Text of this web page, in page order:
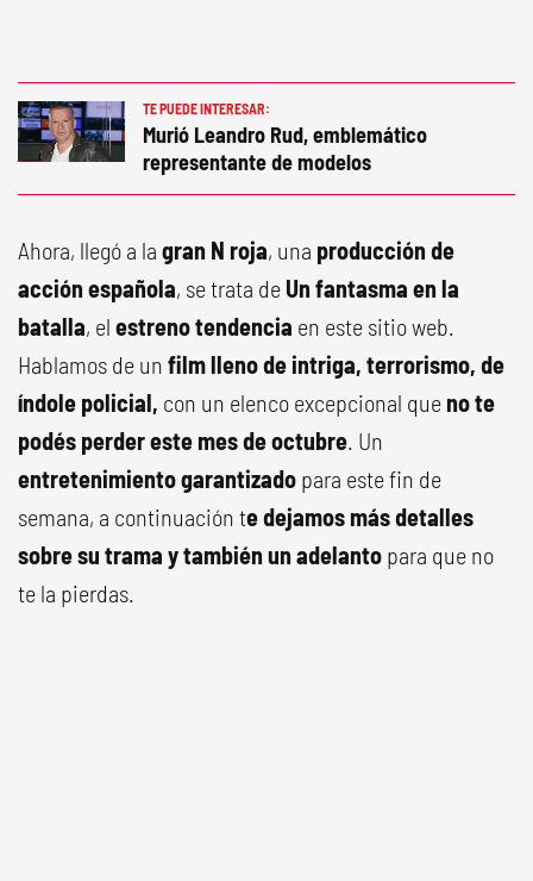
TE PUEDE INTERESAR:
Murió Leandro Rud, emblemático
representante de modelos
Ahora, llegó a la gran N roja, una producción de
acción española, se trata de Un fantasma en la
batalla, el estreno tendencia en este sitio web.
Hablamos de un film lleno de intriga, terrorismo, de
índole policial, con un elenco excepcional que no te
podés perder este mes de octubre. Un
entretenimiento garantizado para este fin de
semana, a continuación te dejamos más detalles
sobre su trama y también un adelanto para que no
te la pierdas.